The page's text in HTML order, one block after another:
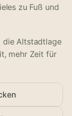
zu Fuß und
die Altstadtlage
mehr Zeit für